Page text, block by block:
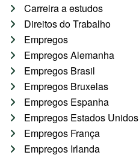
Carreira a estudos
Direitos do Trabalho
Empregos
Empregos Alemanha
Empregos Brasil
Empregos Bruxelas
Empregos Espanha
Empregos Estados Unidos
Empregos França
Empregos Irlanda